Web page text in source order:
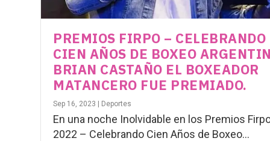
PREMIOS FIRPO – CELEBRANDO
CIEN AÑOS DE BOXEO
BRIAN CASTAÑO EL BOXEADOR
MATANCERO FUE PREMIADO.
Sep 16, 2023 | Deportes
En una noche Inolvidable en los Premios
2022 – Celebrando Cien Años de Boxeo...